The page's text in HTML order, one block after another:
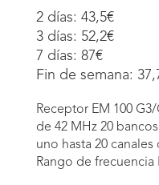
2 días: 43,5€
3 días: 52,2€
7 días: 87€
Fin de semana:
Receptor EM 100
de 42 MHz 20
uno hasta 20
Rango de frecuencia